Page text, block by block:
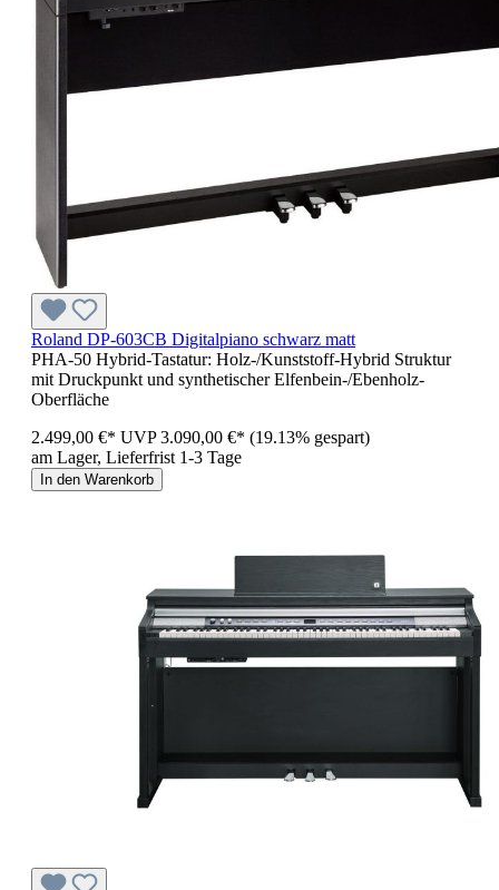
Roland DP-603CB Digitalpiano schwarz matt
PHA-50 Hybrid-Tastatur: Holz-/Kunststoff-Hybrid Struktur
mit Druckpunkt und synthetischer Elfenbein-/Ebenholz-
Oberfläche
2.499,00 €* UVP3.090,00 €* (19.13% gespart)
am Lager, Lieferfrist 1-3 Tage
In den Warenkorb